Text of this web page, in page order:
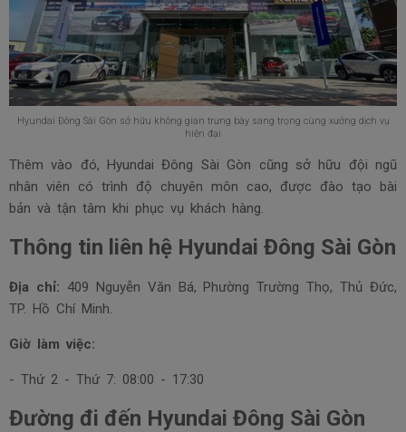
Hyundai Đông Sài Gòn sở hữu không gian trưng bày sang trọng cùng xưởng dịch vụ
hiện đại
Thêm vào đó, Hyundai Đông Sài Gòn cũng sở hữu đội ngũ
nhân viên có trình độ chuyên môn cao, được đào tạo bài
bản và tận tâm khi phục vụ khách hàng.
Thông tin liên hệ Hyundai Đông Sài Gòn
Địa chỉ: 409 Nguyễn Văn Bá, Phường Trường Thọ, Thủ Đức,
TP. Hồ Chí Minh.
Giờ làm việc:
- Thứ 2 - Thứ 7: 08:00 - 17:30
Đường đi đến Hyundai Đông Sài Gòn